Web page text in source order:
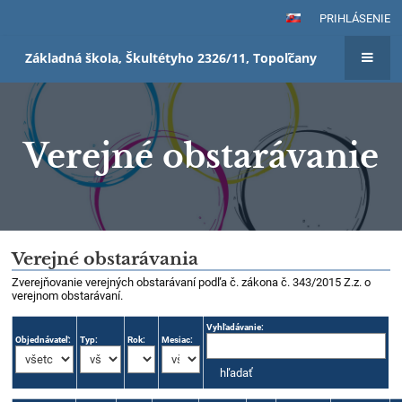
PRIHLÁSENIE
Základná škola, Škultétyho 2326/11, Topoľčany
Verejné obstarávanie
Verejné
obstarávanie
Verejné obstarávania
Zverejňovanie verejných obstarávaní podľa č. zákona č. 343/2015 Z.z. o
verejnom obstarávaní.
Objednávateľ: Typ: Rok: Mesiac:
Vyhľadávanie: